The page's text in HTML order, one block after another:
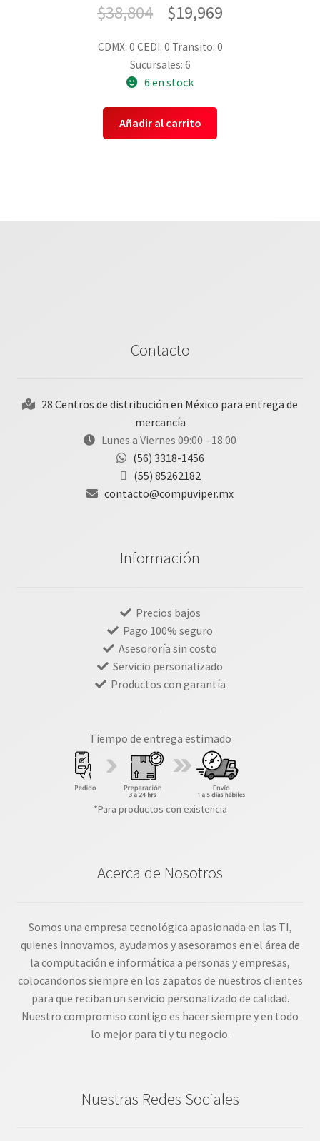
$38,804 $19,969
CDMX: 0 CEDI: 0 Transito: 0
Sucursales: 6
6 en stock
Añadir al carrito
Contacto
28 Centros de distribución en México para entrega de
mercancía
Lunes a Viernes 09:00 - 18:00
(56) 3318-1456
(55) 85262182
contacto@compuviper.mx
Información
Precios bajos
Pago 100% seguro
Asesororía sin costo
Servicio personalizado
Productos con garantía
Tiempo de entrega estimado
*Para productos con existencia
Acerca de Nosotros
Somos una empresa tecnológica apasionada en las TI,
quienes innovamos, ayudamos y asesoramos en el área de
la computación e informática a personas y empresas,
colocandonos siempre en los zapatos de nuestros clientes
para que reciban un servicio personalizado de calidad.
Nuestro compromiso contigo es hacer siempre y en todo
lo mejor para ti y tu negocio.
Nuestras Redes Sociales